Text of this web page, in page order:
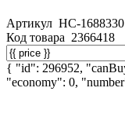
Артикул НС-1688330
Код товара 2366418
{ "id": 296952,
"economy": 0,